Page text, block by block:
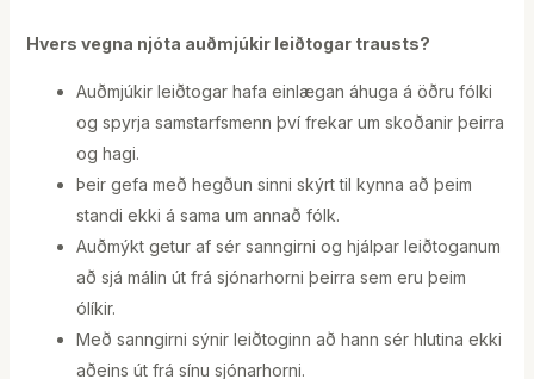
Hvers vegna njóta auðmjúkir leiðtogar trausts?
Auðmjúkir leiðtogar hafa einlægan áhuga á öðru fólki
og spyrja samstarfsmenn því frekar um skoðanir þeirra
og hagi.
Þeir gefa með hegðun sinni skýrt til kynna að þeim
standi ekki á sama um annað fólk.
Auðmýkt getur af sér sanngirni og hjálpar leiðtoganum
að sjá málin út frá sjónarhorni þeirra sem eru þeim
ólíkir.
Með sanngirni sýnir leiðtoginn að hann sér hlutina ekki
aðeins út frá sínu sjónarhorni.